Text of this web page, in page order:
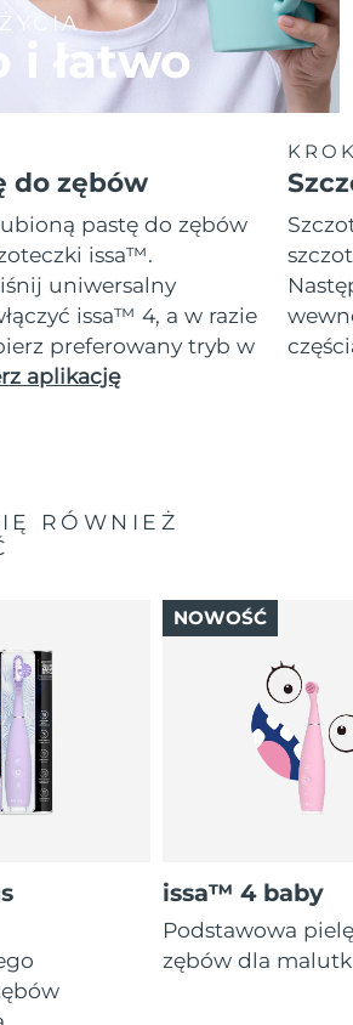
i łatwo
do zębów
pastę do zębów
issa™.
uniwersalny
issa™ 4, a w razie
preferowany tryb w
aplikację
RÓWNIEŻ
issa™ 4 baby
Podstawowa
zębów dla
NOWOŚĆ